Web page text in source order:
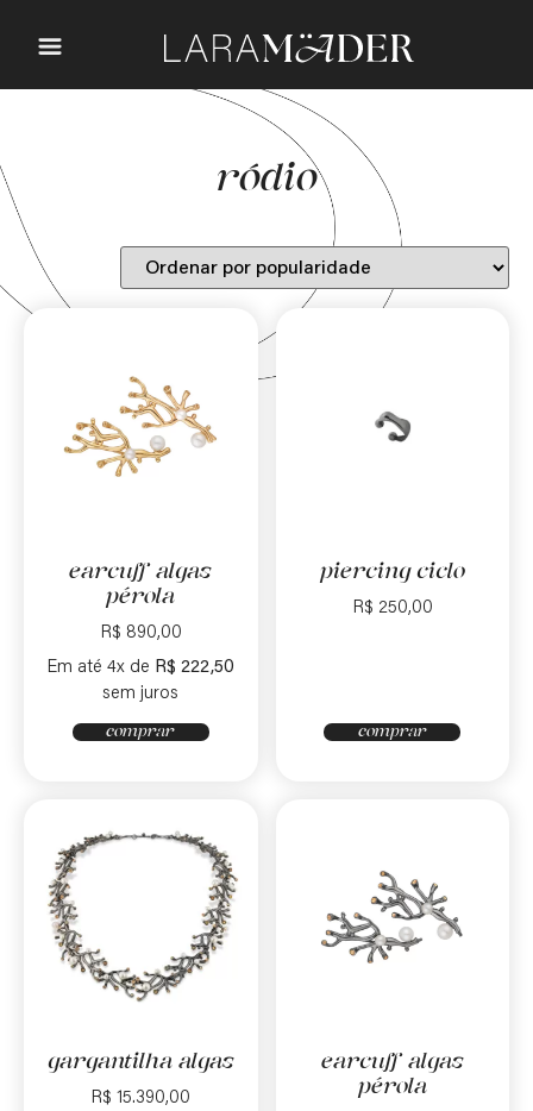
ródio
earcuff algas
pérola
R$ 890,00
Em até 4x de R$ 222,50
sem juros
comprar
piercing ciclo
R$ 250,00
comprar
gargantilha algas
R$ 15.390,00
earcuff algas
pérola